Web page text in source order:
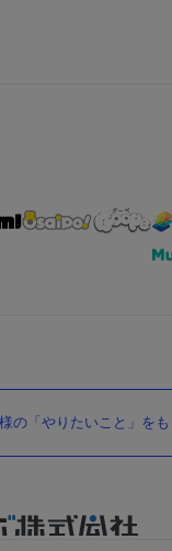
の「やりたいこと」を